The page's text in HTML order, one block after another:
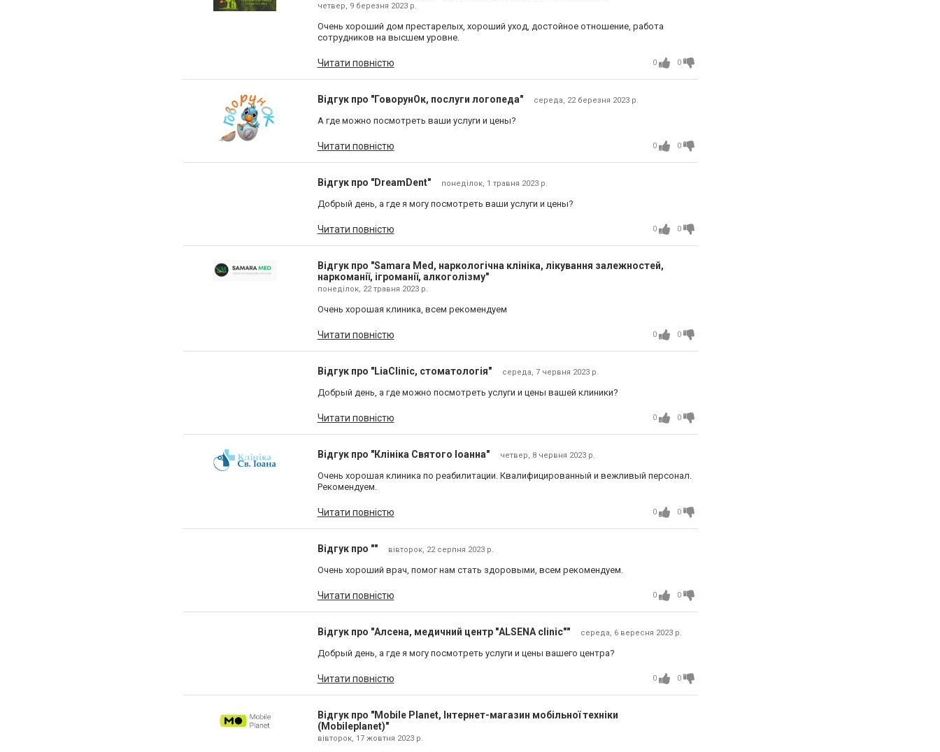
четвер, 9 березня 2023 р.
Очень хороший дом престарелых, хороший уход, достойное отношение, работа
сотрудников на высшем уровне.
Читати повністю 0 0
Відгук про "ГоворунОк, послуги логопеда" середа, 22 березня 2023 р.
А где можно посмотреть ваши услуги и цены?
Читати повністю 0 0
Відгук про "DreamDent" понеділок, 1 травня 2023 р.
Добрый день, а где я могу посмотреть ваши услуги и цены?
Читати повністю 0 0
Відгук про "Samara Med, наркологічна клініка, лікування залежностей,
наркоманії, ігроманії, алкоголізму"
понеділок, 22 травня 2023 р.
Очень хорошая клиника, всем рекомендуем
Читати повністю 0 0
Відгук про "LiaClinic, стоматологія" середа, 7 червня 2023 р.
Добрый день, а где можно посмотреть услуги и цены вашей клиники?
Читати повністю 0 0
Відгук про "Клініка Святого Іоанна" четвер, 8 червня 2023 р.
Очень хорошая клиника по реабилитации. Квалифицированный и вежливый персонал.
Рекомендуем.
Читати повністю 0 0
Відгук про "" вівторок, 22 серпня 2023 р.
Очень хороший врач, помог нам стать здоровыми, всем рекомендуем.
Читати повністю 0 0
Відгук про "Алсена, медичний центр "ALSENA clinic"" середа, 6 вересня 2023 р.
Добрый день, а где я могу посмотреть услуги и цены вашего центра?
Читати повністю 0 0
Відгук про "Mobile Planet, Інтернет-магазин мобільної техніки
(Mobileplanet)"
вівторок, 17 жовтня 2023 р.